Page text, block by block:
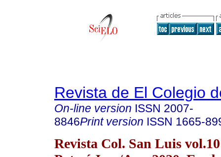
Revista de El Colegio
On-line version ISSN 2007-
8846Print version ISSN 1665-
Revista Col. San Luis